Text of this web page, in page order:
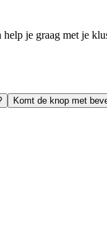
je graag met je
Komt de knop met